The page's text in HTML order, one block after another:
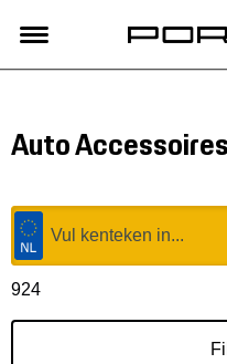
Classic
Nieuw
Auto
924